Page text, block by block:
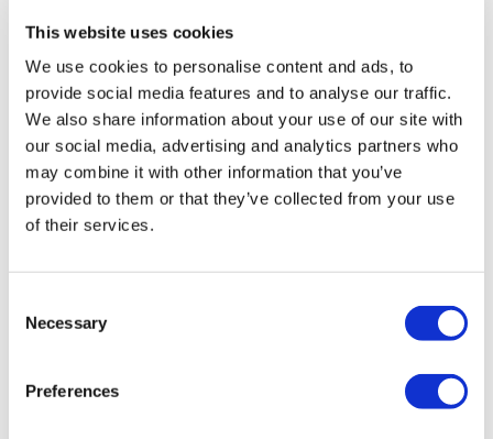
This website uses cookies
We use cookies to personalise content and ads, to
provide social media features and to analyse our traffic.
We also share information about your use of our site with
our social media, advertising and analytics partners who
may combine it with other information that you’ve
provided to them or that they’ve collected from your use
of their services.
Selection
Necessary
Preferences
工作室时间： 最多 6 小时
附加信息
机票只能在旅行日期前 48 小时取消。
司机可以将物品留在车内。
16 岁以下的乘客必须由至少 1 名成人（18 岁以上）陪同。
出行日期前 48 小时取消行程可获得全额退款。 10人以上的团体如
需取消行程，必须提前30天通知方可获得退款。